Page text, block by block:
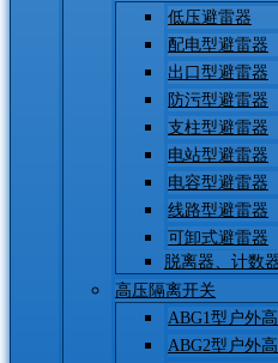
低压避雷器
配电型避雷器
出口型避雷器
防污型避雷器
支柱型避雷器
电站型避雷器
电容型避雷器
线路型避雷器
可卸式避雷器
脱离器、计数
高压隔离开关
ABG1型户外
ABG2型户外